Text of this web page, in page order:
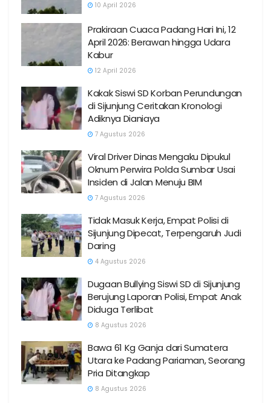
10 April 2026
Prakiraan Cuaca Padang Hari Ini, 12
April 2026: Berawan hingga Udara
Kabur
12 April 2026
Kakak Siswi SD Korban Perundungan
di Sijunjung Ceritakan Kronologi
Adiknya Dianiaya
7 Agustus 2026
Viral Driver Dinas Mengaku Dipukul
Oknum Perwira Polda Sumbar Usai
Insiden di Jalan Menuju BIM
7 Agustus 2026
Tidak Masuk Kerja, Empat Polisi di
Sijunjung Dipecat, Terpengaruh Judi
Daring
4 Agustus 2026
Dugaan Bullying Siswi SD di Sijunjung
Berujung Laporan Polisi, Empat Anak
Diduga Terlibat
8 Agustus 2026
Bawa 61 Kg Ganja dari Sumatera
Utara ke Padang Pariaman, Seorang
Pria Ditangkap
8 Agustus 2026